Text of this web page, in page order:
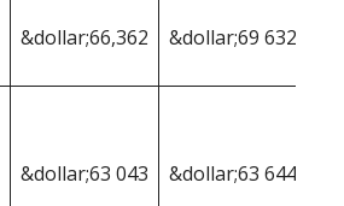
&dollar;66,362 &dollar;69 632
&dollar;63 043 &dollar;63 644